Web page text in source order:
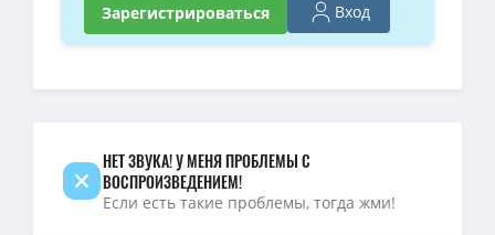
Зарегистрироваться Вход
НЕТ ЗВУКА! У МЕНЯ ПРОБЛЕМЫ С
ВОСПРОИЗВЕДЕНИЕМ!
Если есть такие проблемы, тогда жми!